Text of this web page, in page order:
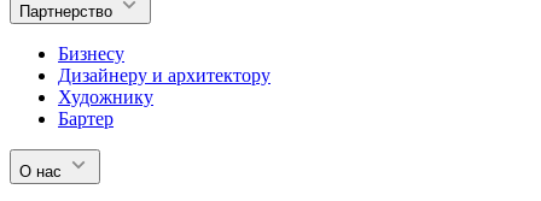
Партнерство
Бизнесу
Дизайнеру и архитектору
Художнику
Бартер
О нас